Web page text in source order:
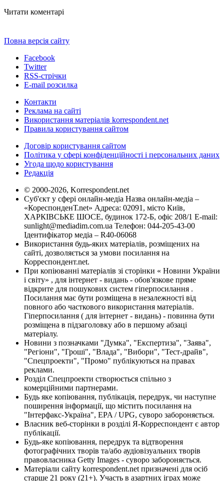
Читати коментарі
Повна версія сайту
Facebook
Twitter
RSS-стрічки
E-mail розсилка
Контакти
Реклама на сайті
Використання матеріалів korrespondent.net
Правила користування сайтом
Договір користування сайтом
Політика у сфері конфіденційності і персональних даних
Угода щодо користування
Редакція
© 2000-2026, Korrespondent.net
Суб'єкт у сфері онлайн-медіа Назва онлайн-медіа –
«КореспонденТ.net» Адреса: 02091, місто Київ,
ХАРКІВСЬКЕ ШОСЕ, будинок 172-Б, офіс 208/1 E-mail:
sunlight@mediadim.com.ua Телефон: 044-205-43-00
Ідентифікатор медіа – R40-06068
Використання будь-яких матеріалів, розміщених на
сайті, дозволяється за умови посилання на
Корреспондент.net.
При копіюванні матеріалів зі сторінки « Новини України
і світу» , для інтернет - видань - обов'язкове пряме
відкрите для пошукових систем гіперпосилання .
Посилання має бути розміщена в незалежності від
повного або часткового використання матеріалів.
Гіперпосилання ( для інтернет - видань) - повинна бути
розміщена в підзаголовку або в першому абзаці
матеріалу.
Новини з позначками "Думка", "Експертиза", "Заява",
"Регіони", "Гроші", "Влада", "Вибори", "Тест-драйв",
"Спецпроекти", "Промо" публікуються на правах
реклами.
Розділ Спецпроекти створюється спільно з
комерційними партнерами.
Будь яке копіювання, публікація, передрук, чи наступне
поширення інформації, що містить посилання на
"Інтерфакс-Україна", EPA / UPG, суворо забороняється.
Власник веб-сторінки в розділі Я-Корреспондент є автор
публікації.
Будь-яке копіювання, передрук та відтворення
фотографічних творів та/або аудіовізуальних творів
правовласника Getty Images - суворо забороняється.
Матеріали сайту korrespondent.net призначені для осіб
старше 21 року (21+). Участь в азартних іграх може